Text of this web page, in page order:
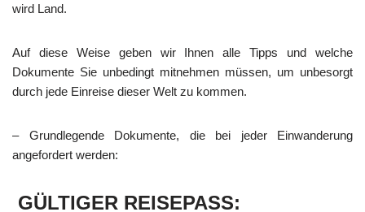
wird Land.
Auf diese Weise geben wir Ihnen alle Tipps und welche
Dokumente Sie unbedingt mitnehmen müssen, um unbesorgt
durch jede Einreise dieser Welt zu kommen.
– Grundlegende Dokumente, die bei jeder Einwanderung
angefordert werden:
GÜLTIGER REISEPASS: